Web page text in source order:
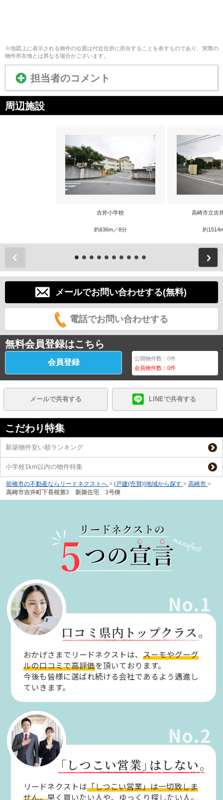
※地図上に表示される物件の位置は付近住所に所在することを表すものであり、実際の
物件所在地とは異なる場合がございます。
担当者のコメント
周辺施設
吉井小学校
約636m／8分
高崎市立吉
約
メールでお問い合わせする(無料)
電話でお問い合わせする
無料会員登録はこちら
会員登録 公開物件数：0件
会員物件数：0件
メールで共有する LINEで共有する
こだわり特集
新築物件安い順ランキング
小学校1km以内の物件特集
前橋市の不動産ならリードネクストへ > (戸建(売買))地域から探す > 高崎市 >
高崎市吉井町下長根第3 新築住宅 3号棟
No.1
口コミ県内トップクラス。
おかげさまでリードネクストは、スーモやグーグ
ルの口コミで高評価を頂いております。
今後も皆様に選ばれ続ける会社であるよう邁進し
ていきます。
No.2
「しつこい営業」はしない。
リードネクストは「しつこい営業」は一切致しま
せん。早く買いたい人や、ゆっくり探したい人。